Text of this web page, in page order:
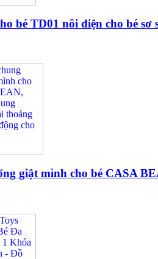
bé TD01 nôi điện cho bé
giật mình cho bé CASA